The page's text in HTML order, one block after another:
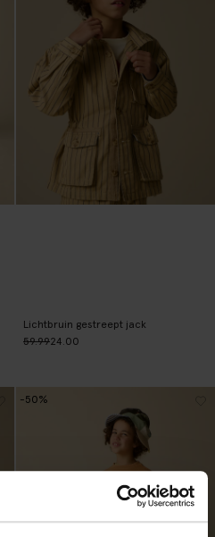
Lichtbruin gestreept jack
59.9924.00
-50%